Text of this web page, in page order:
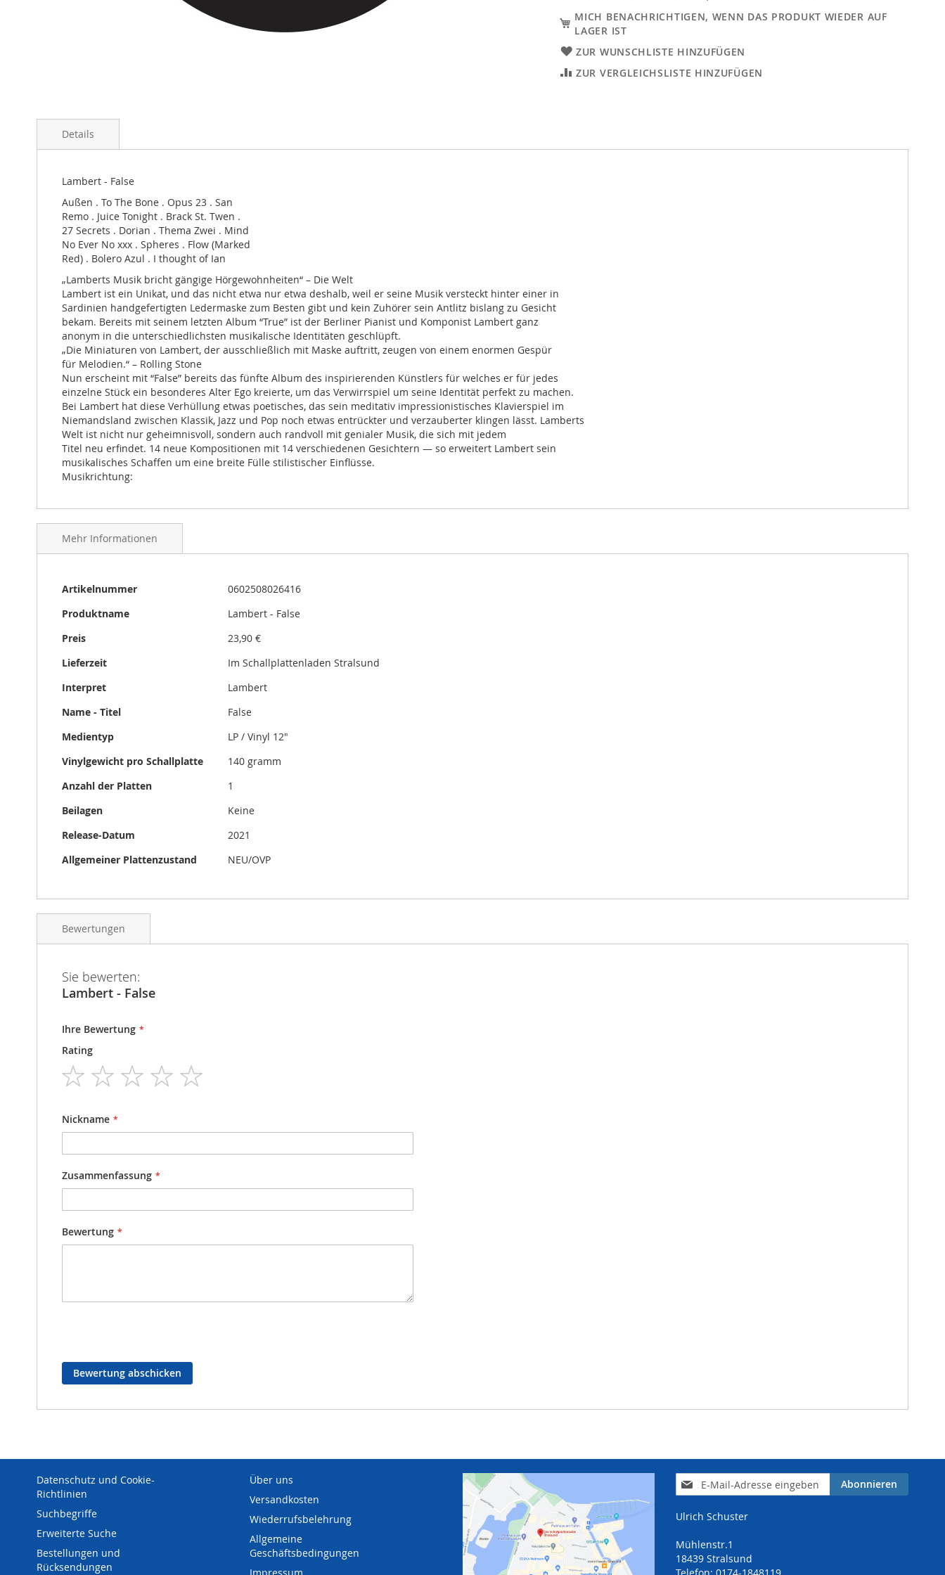
to
beginning
gallery
MICH BENACHRICHTIGEN, WENN DAS PRODUKT WIEDER AUF
LAGER IST
ZUR WUNSCHLISTE HINZUFÜGEN
ZUR VERGLEICHSLISTE HINZUFÜGEN
Details
Lambert - False
Außen . To The Bone . Opus 23 . San
Remo . Juice Tonight . Brack St. Twen .
27 Secrets . Dorian . Thema Zwei . Mind
No Ever No xxx . Spheres . Flow (Marked
Red) . Bolero Azul . I thought of Ian
„Lamberts Musik bricht gängige Hörgewohnheiten“ – Die Welt
Lambert ist ein Unikat, und das nicht etwa nur etwa deshalb, weil er seine Musik versteckt hinter einer in
Sardinien handgefertigten Ledermaske zum Besten gibt und kein Zuhörer sein Antlitz bislang zu Gesicht
bekam. Bereits mit seinem letzten Album “True” ist der Berliner Pianist und Komponist Lambert ganz
anonym in die unterschiedlichsten musikalische Identitäten geschlüpft.
„Die Miniaturen von Lambert, der ausschließlich mit Maske auftritt, zeugen von einem enormen Gespür
für Melodien.“ – Rolling Stone
Nun erscheint mit “False” bereits das fünfte Album des inspirierenden Künstlers für welches er für jedes
einzelne Stück ein besonderes Alter Ego kreierte, um das Verwirrspiel um seine Identität perfekt zu machen.
Bei Lambert hat diese Verhüllung etwas poetisches, das sein meditativ impressionistisches Klavierspiel im
Niemandsland zwischen Klassik, Jazz und Pop noch etwas entrückter und verzauberter klingen lässt. Lamberts
Welt ist nicht nur geheimnisvoll, sondern auch randvoll mit genialer Musik, die sich mit jedem
Titel neu erfindet. 14 neue Kompositionen mit 14 verschiedenen Gesichtern — so erweitert Lambert sein
musikalisches Schaffen um eine breite Fülle stilistischer Einflüsse.
Musikrichtung:
Mehr Informationen
Mehr
Artikelnummer
0602508026416
Produktname
Lambert - False
Preis
23,90 €
Lieferzeit
Im Schallplattenladen Stralsund
Interpret
Lambert
Name - Titel
False
Medientyp
LP / Vinyl 12"
Vinylgewicht pro Schallplatte
140 gramm
Anzahl der Platten
1
Beilagen
Keine
Release-Datum
2021
Allgemeiner Plattenzustand
NEU/OVP
Bewertungen
Sie bewerten:
Lambert - False
Ihre Bewertung
Rating
1
star
2
stars
3
stars
4
stars
Nickname
Zusammenfassung
Bewertung
Bewertung abschicken
Datenschutz und Cookie-
Richtlinien
Suchbegriffe
Erweiterte Suche
Bestellungen und
Rücksendungen
Über uns
Versandkosten
Wiederrufsbelehrung
Allgemeine
Geschäftsbedingungen
Anmeldung
zum
Abonnieren
Ulrich Schuster
Mühlenstr.1
18439 Stralsund